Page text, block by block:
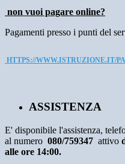
non vuoi pagare online?
Pagamenti presso i punti del
HTTPS://WWW.ISTRUZIONE.IT/
ASSISTENZA
E' disponibile l'assistenza,
al numero 080/759347 attivo
alle ore 14:00.